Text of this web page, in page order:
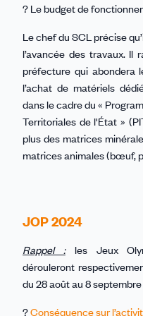
? Le budget de
Le chef du SCL précise
l’avancée des travaux. Il
préfecture qui abondera
l’achat de matériels
dans le cadre du «
Territoriales de l'État »
plus des matrices
matrices animales (bœuf,
JOP 2024
Rappel :les Jeux
dérouleront
du 28 août au 8
?Conséquence sur